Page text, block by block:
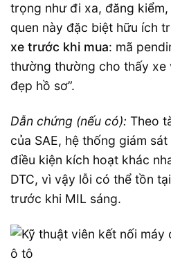
trọng như đi xa, đăng
quen này đặc biệt hữu ích
xe trước khi mua: mã
thường thường cho thấy xe
đẹp hồ sơ”.
Dẫn chứng (nếu có): Theo
của SAE, hệ thống giám
điều kiện kích hoạt khác
DTC, vì vậy lỗi có thể tồn
trước khi MIL sáng.